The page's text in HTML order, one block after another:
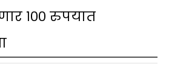
१०० रुपयात